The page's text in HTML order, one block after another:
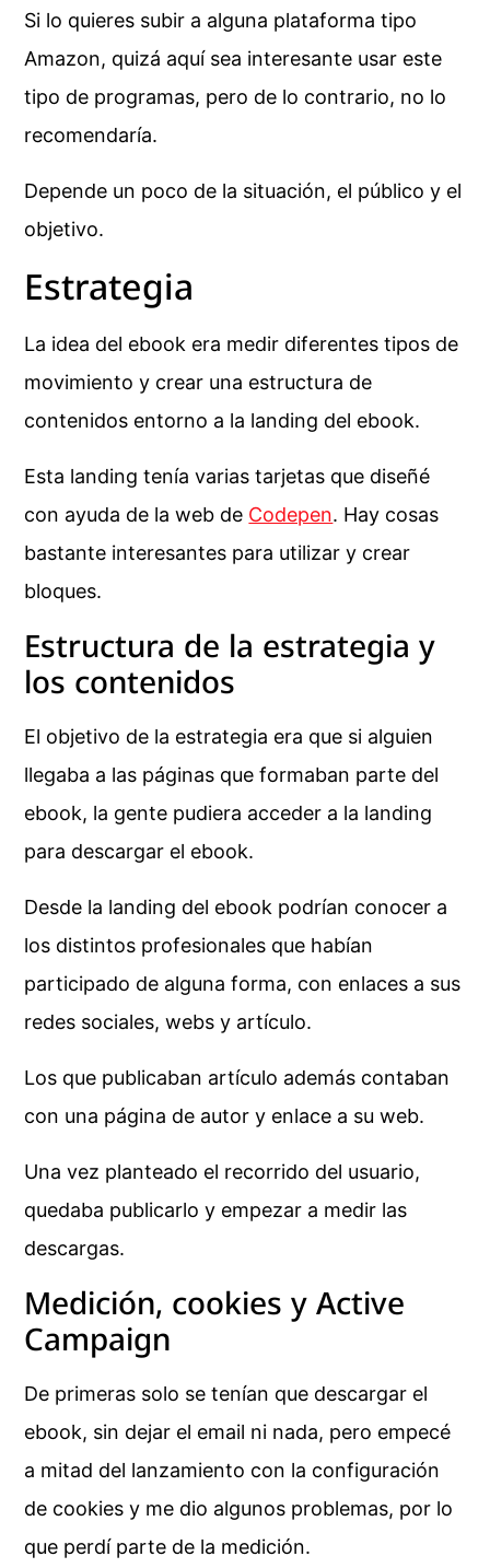
Si lo quieres subir a alguna plataforma tipo
Amazon, quizá aquí sea interesante usar este
tipo de programas, pero de lo contrario, no lo
recomendaría.
Depende un poco de la situación, el público y el
objetivo.
Estrategia
La idea del ebook era medir diferentes tipos de
movimiento y crear una estructura de
contenidos entorno a la landing del ebook.
Esta landing tenía varias tarjetas que diseñé
con ayuda de la web de Codepen. Hay cosas
bastante interesantes para utilizar y crear
bloques.
Estructura de la estrategia y
los contenidos
El objetivo de la estrategia era que si alguien
llegaba a las páginas que formaban parte del
ebook, la gente pudiera acceder a la landing
para descargar el ebook.
Desde la landing del ebook podrían conocer a
los distintos profesionales que habían
participado de alguna forma, con enlaces a sus
redes sociales, webs y artículo.
Los que publicaban artículo además contaban
con una página de autor y enlace a su web.
Una vez planteado el recorrido del usuario,
quedaba publicarlo y empezar a medir las
descargas.
Medición, cookies y Active
Campaign
De primeras solo se tenían que descargar el
ebook, sin dejar el email ni nada, pero empecé
a mitad del lanzamiento con la configuración
de cookies y me dio algunos problemas, por lo
que perdí parte de la medición.